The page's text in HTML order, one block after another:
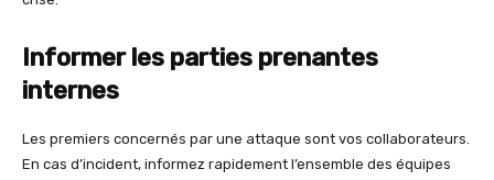
Informer les parties prenantes
internes
Les premiers concernés par une attaque sont vos collaborateurs.
En cas d’incident, informez rapidement l’ensemble des équipes